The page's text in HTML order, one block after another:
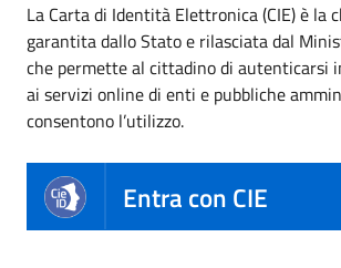
La Carta di Identità Elettronica (CIE) è la
garantita dallo Stato e rilasciata dal
che permette al cittadino di autenticarsi
ai servizi online di enti e pubbliche
consentono l’utilizzo.
Entra con CIE